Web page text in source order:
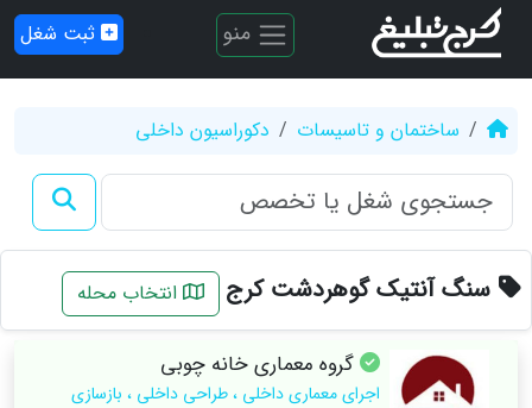
منو ثبت شغل
ساختمان و تاسیسات دکوراسیون داخلی
سنگ آنتیک گوهردشت کرج انتخاب محله
گروه‌ معماری خانه چوبی
اجرای معماری داخلی ، طراحی داخلی ، بازسازی